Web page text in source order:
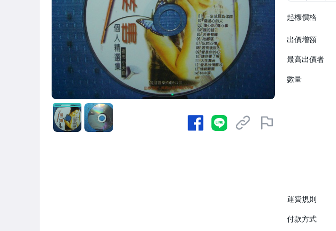
起標價格
出價增額
最高出價者
數量
運費規則
付款方式
古典光碟
爵士樂
音樂光碟
粵語光碟
客語光碟
日語光碟
韓語光碟